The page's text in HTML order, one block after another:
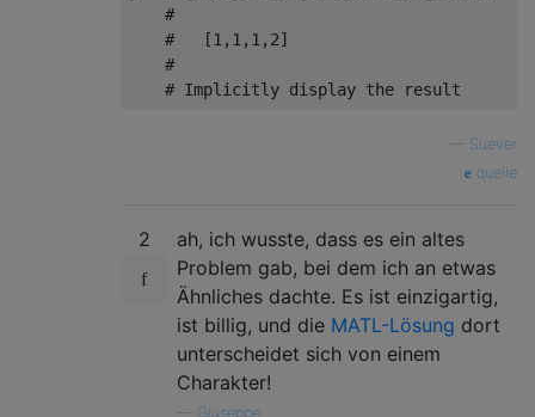
    #
    #   [1,1,1,2]
    #
Suever
quelle
2
ah, ich wusste, dass es ein altes
Problem gab, bei dem ich an etwas
Ähnliches dachte. Es ist einzigartig,
ist billig, und die MATL-Lösung dort
unterscheidet sich von einem
Charakter!
Giuseppe